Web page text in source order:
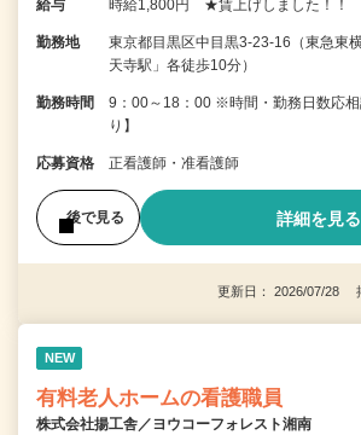
給与 時給1,800円 ★賃上げしました！！
勤務地
東京都目黒区中目黒3-23-16（東急東
天寺駅」各徒歩10分）
勤務時間
9：00～18：00 ※時間・勤務日数応
り】
応募資格 正看護師・准看護師
後で見る 詳細を見る
更新日： 2026/07/28
NEW
有料老人ホームの看護職員
株式会社揚工舎／ヨウコーフォレスト湘南